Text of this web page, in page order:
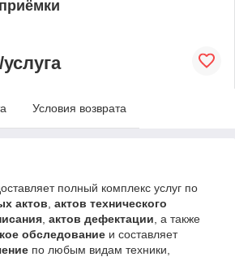
услуга
Условия возврата
полный комплекс услуг по
актов актов технического
актов дефектации , а также
обследование и составляет
по любым видам техники,